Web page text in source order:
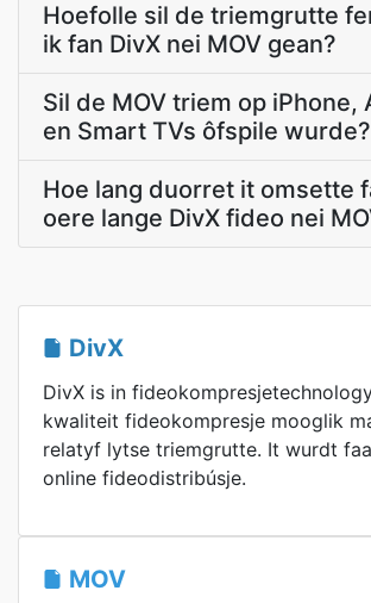
Hoefolle sil de triemgrutte
ik fan DivX nei MOV gean?
Sil de MOV triem op iPhone,
en Smart TVs ôfspile wurde?
Hoe lang duorret it omsette
oere lange DivX fideo nei
DivX
DivX is in
kwaliteit fideokompresje mooglik
relatyf lytse triemgrutte. It wurdt
online fideodistribúsje.
MOV